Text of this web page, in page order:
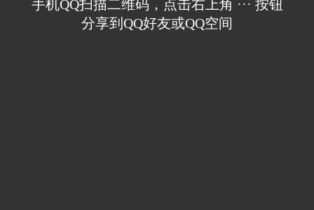
手机QQ扫描二维码，点击右上角 ··· 按钮
分享到QQ好友或QQ空间